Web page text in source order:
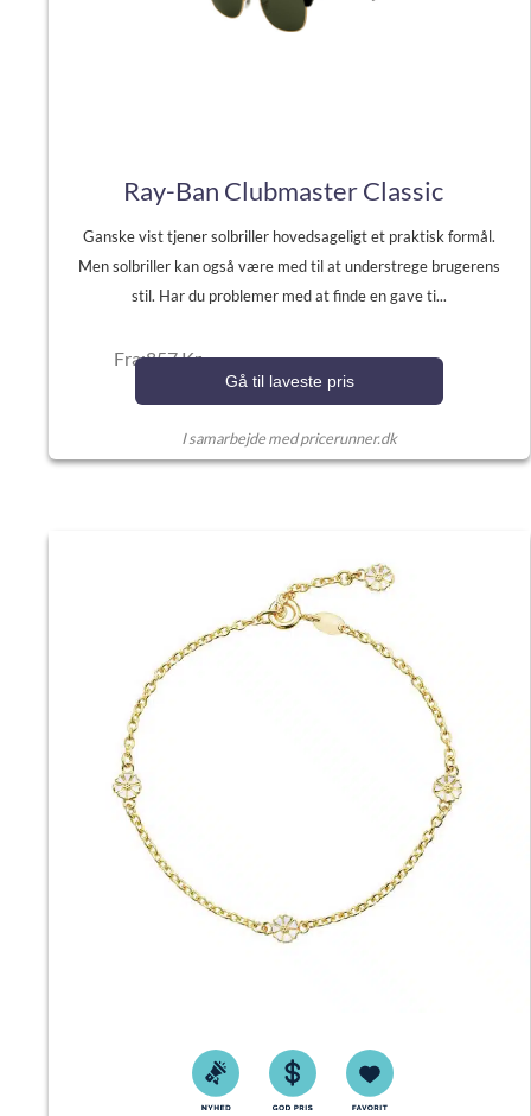
Ray-Ban Clubmaster Classic
Ganske vist tjener solbriller hovedsageligt et praktisk formål.
Men solbriller kan også være med til at understrege brugerens
stil. Har du problemer med at finde en gave ti...
Fra:857 Kr.
Gå til laveste pris
I samarbejde med pricerunner.dk